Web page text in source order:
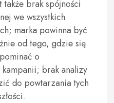
także brak spójności
we wszystkich
marka powinna być
od tego, gdzie się
o
brak analizy
do powtarzania tych